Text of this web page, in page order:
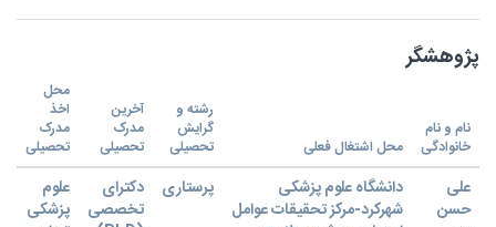
پژوهشگر
نام و نام
خانوادگی
محل اشتغال فعلی
رشته و
گرایش
تحصیلی
آخرین
مدرک
تحصیلی
محل
اخذ
مدرک
تحصیلی
علی
حسن
دانشگاه علوم پزشکی
شهرکرد-مرکز تحقیقات عوامل
پرستاری
دکترای
تخصصی
علوم
پزشکی